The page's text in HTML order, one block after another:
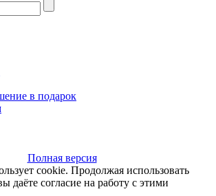
в подарок
Полная версия
cookie. Продолжая использовать
даёте согласие на работу с этими